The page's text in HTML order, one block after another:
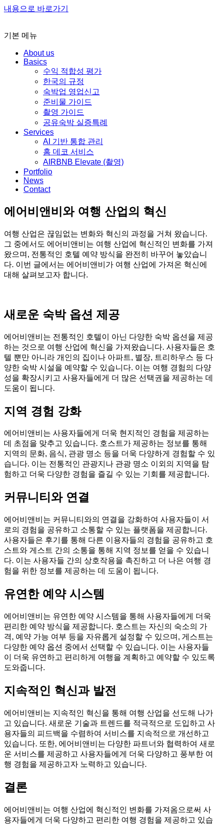
내용으로 바로가기
기본 메뉴
About us
Basics
수익 적합성 평가
한국의 규정
숙박업 영업신고
준비물 가이드
촬영 가이드
공유숙박 실증특례
Services
AI 기반 통합 관리
홈 데코 서비스
AIRBNB Elevate (촬영)
Portfolio
News
Contact
에어비앤비와 여행 산업의 혁신
여행 산업은 끊임없는 변화와 혁신의 과정을 거쳐 왔습니다.
그 중에서도 에어비앤비는 여행 산업에 혁신적인 변화를 가져
왔으며, 전통적인 호텔 예약 방식을 완전히 바꾸어 놓았습니
다. 이번 글에서는 에어비앤비가 여행 산업에 가져온 혁신에
대해 살펴보고자 합니다.
새로운 숙박 옵션 제공
에어비앤비는 전통적인 호텔이 아닌 다양한 숙박 옵션을 제공
하는 것으로 여행 산업에 혁신을 가져왔습니다. 사용자들은 호
텔 뿐만 아니라 개인의 집이나 아파트, 별장, 트리하우스 등 다
양한 숙박 시설을 예약할 수 있습니다. 이는 여행 경험의 다양
성을 확장시키고 사용자들에게 더 많은 선택권을 제공하는 데
도움이 됩니다.
지역 경험 강화
에어비앤비는 사용자들에게 더욱 현지적인 경험을 제공하는
데 초점을 맞추고 있습니다. 호스트가 제공하는 정보를 통해
지역의 문화, 음식, 관광 명소 등을 더욱 다양하게 경험할 수 있
습니다. 이는 전통적인 관광지나 관광 명소 이외의 지역을 탐
험하고 더욱 다양한 경험을 즐길 수 있는 기회를 제공합니다.
커뮤니티와 연결
에어비앤비는 커뮤니티와의 연결을 강화하여 사용자들이 서
로의 경험을 공유하고 소통할 수 있는 플랫폼을 제공합니다.
사용자들은 후기를 통해 다른 이용자들의 경험을 공유하고 호
스트와 게스트 간의 소통을 통해 지역 정보를 얻을 수 있습니
다. 이는 사용자들 간의 상호작용을 촉진하고 더 나은 여행 경
험을 위한 정보를 제공하는 데 도움이 됩니다.
유연한 예약 시스템
에어비앤비는 유연한 예약 시스템을 통해 사용자들에게 더욱
편리한 예약 방식을 제공합니다. 호스트는 자신의 숙소의 가
격, 예약 가능 여부 등을 자유롭게 설정할 수 있으며, 게스트는
다양한 예약 옵션 중에서 선택할 수 있습니다. 이는 사용자들
이 더욱 유연하고 편리하게 여행을 계획하고 예약할 수 있도록
도와줍니다.
지속적인 혁신과 발전
에어비앤비는 지속적인 혁신을 통해 여행 산업을 선도해 나가
고 있습니다. 새로운 기술과 트렌드를 적극적으로 도입하고 사
용자들의 피드백을 수렴하여 서비스를 지속적으로 개선하고
있습니다. 또한, 에어비앤비는 다양한 파트너와 협력하여 새로
운 서비스를 제공하고 사용자들에게 더욱 다양하고 풍부한 여
행 경험을 제공하고자 노력하고 있습니다.
결론
에어비앤비는 여행 산업에 혁신적인 변화를 가져옴으로써 사
용자들에게 더욱 다양하고 편리한 여행 경험을 제공하고 있습